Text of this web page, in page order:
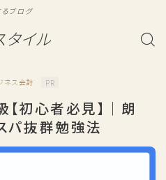
タイル
るブログ
ネス会計 PR
初心者必見】｜朗
パ抜群勉強法